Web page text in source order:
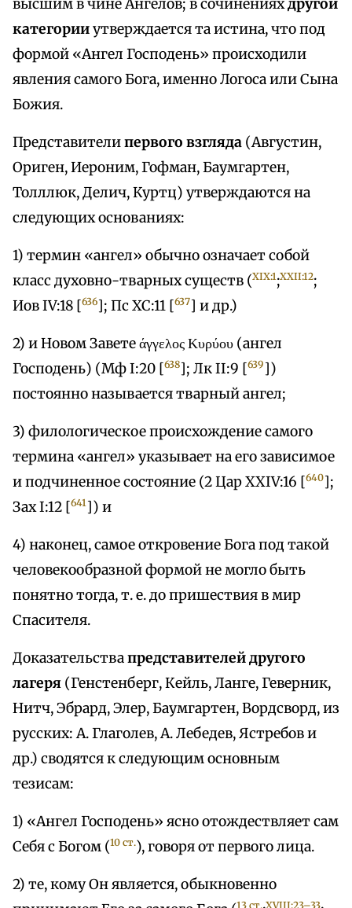
высшим в чине Ангелов; в сочиненияхдругой
категорииутверждается та истина, что под
формой «Ангел Господень» происходили
явления самого Бога, именно Логоса или Сына
Божия.
Представителипервого взгляда (Августин,
Ориген, Иероним, Гофман, Баумгартен,
Толллюк, Делич, Куртц) утверждаются на
следующих основаниях:
1) термин «ангел» обычно означает собой
класс духовно-тварных существ (XIX:1;XXII:12;
Иов IV:18 [636]; Пс XC:11 [637] и др.)
2) и Новом Завете άγγελος Κυρύου (ангел
Господень) (Мф I:20 [638]; Лк II:9 [639 ])
постоянно называется тварный ангел;
3) филологическое происхождение самого
термина «ангел» указывает на его зависимое
и подчиненное состояние (2 Цар XXIV:16 [640];
Зах I:12 [641]) и
4) наконец, самое откровение Бога под такой
человекообразной формой не могло быть
понятно тогда, т. е. до пришествия в мир
Спасителя.
Доказательствапредставителей другого
лагеря (Генстенберг, Кейль, Ланге, Геверник,
Нитч, Эбрард, Элер, Баумгартен, Вордсворд, из
русских: А. Глаголев, А. Лебедев, Ястребов и
др.) сводятся к следующим основным
тезисам:
1) «Ангел Господень» ясно отождествляет сам
Себя с Богом (10 ст.), говоря от первого лица.
2) те, кому Он является, обыкновенно
13 ст. XVIII:23–33